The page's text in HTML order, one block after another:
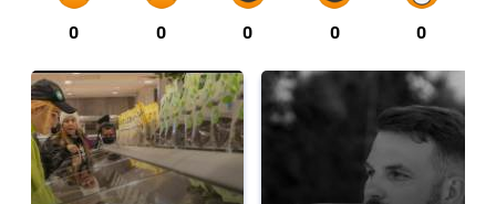
0 0 0 0 0